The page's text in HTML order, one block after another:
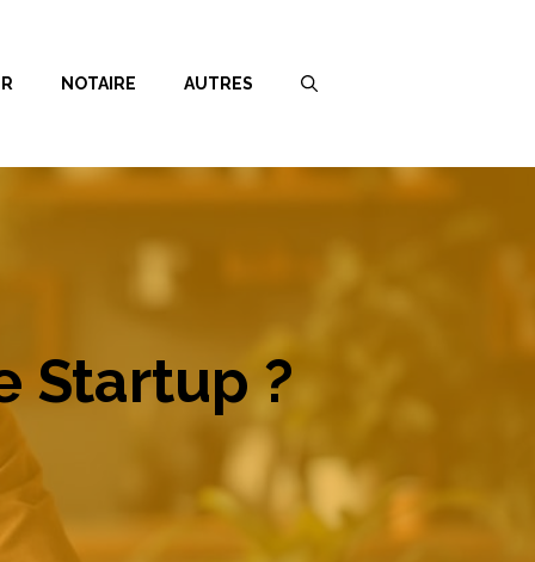
NOTAIRE AUTRES
Startup ?